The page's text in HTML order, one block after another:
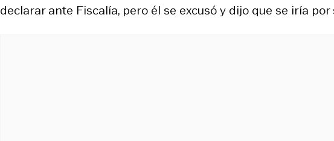
declarar ante Fiscalía, pero él se excusó y dijo que se iría por